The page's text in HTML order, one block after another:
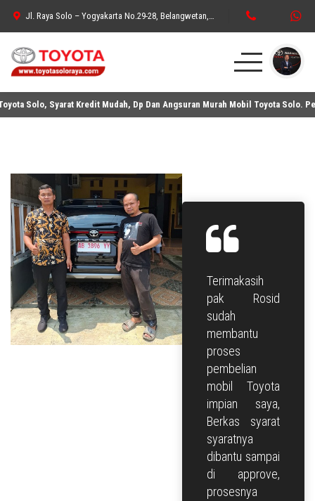
Jl. Raya Solo – Yogyakarta No.29-28, Belangwetan, Belang Wetan, Kec. Klaten Utara, Kabupaten Klaten, Jawa Tengah 57438
HOME
MPV
SUV
HATCHBACK
SEDAN
COMMERCIAL
Solo, Syarat Kredit Mudah, Dp Dan Angsuran Murah Mobil Toyota Solo.
Terimakasih
pak Rosid
sudah
membantu
proses
pembelian
mobil Toyota
impian saya,
Berkas syarat
syaratnya
dibantu sampai
di approve,
prosesnya